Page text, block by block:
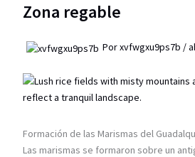
Zona regable
Porxvfwgxu9ps7b /
Formación de las Marismas del
Las marismas se formaron sobre un